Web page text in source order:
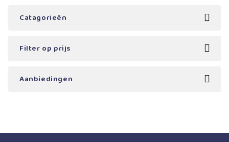
Catagorieën
Filter op prijs
Aanbiedingen